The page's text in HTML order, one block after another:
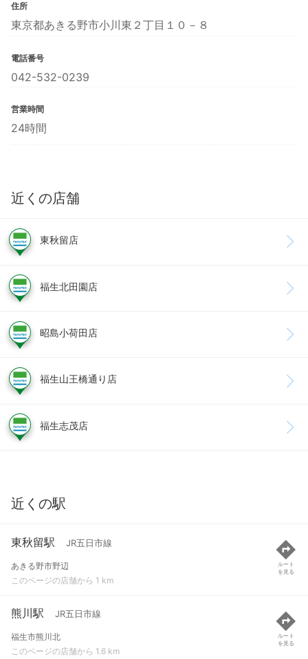
住所
東京都あきる野市小川東２丁目１０－８
電話番号
042-532-0239
営業時間
24時間
近くの店舗
東秋留店
福生北田園店
昭島小荷田店
福生山王橋通り店
福生志茂店
近くの駅
東秋留駅 JR五日市線
あきる野市野辺
このページの店舗から 1 km
ルート
を見る
熊川駅 JR五日市線
福生市熊川北
このページの店舗から 1.6 km
ルート
を見る